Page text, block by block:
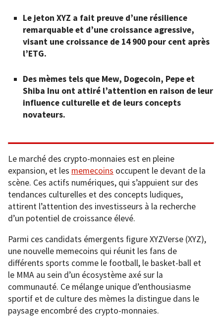
Le jeton XYZ a fait preuve d’une résilience
remarquable et d’une croissance agressive,
visant une croissance de 14 900 pour cent après
l’ETG.
Des mèmes tels que Mew, Dogecoin, Pepe et
Shiba Inu ont attiré l’attention en raison de leur
influence culturelle et de leurs concepts
novateurs.
Le marché des crypto-monnaies est en pleine
expansion, et les memecoins occupent le devant de la
scène. Ces actifs numériques, qui s’appuient sur des
tendances culturelles et des concepts ludiques,
attirent l’attention des investisseurs à la recherche
d’un potentiel de croissance élevé.
Parmi ces candidats émergents figure XYZVerse (XYZ),
une nouvelle memecoins qui réunit les fans de
différents sports comme le football, le basket-ball et
le MMA au sein d’un écosystème axé sur la
communauté. Ce mélange unique d’enthousiasme
sportif et de culture des mèmes la distingue dans le
paysage encombré des crypto-monnaies.